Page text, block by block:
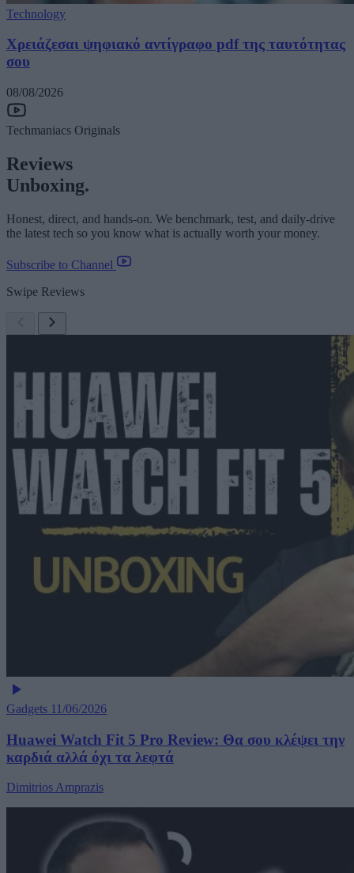
Technology
Χρειάζεσαι ψηφιακό αντίγραφο pdf της ταυτότητας
σου
08/08/2026
Techmaniacs Originals
Reviews
Unboxing.
Honest, direct, and hands-on. We benchmark, test, and daily-drive
the latest tech so you know what is actually worth your money.
Subscribe to Channel
Swipe Reviews
Gadgets 11/06/2026
Huawei Watch Fit 5 Pro Review: Θα σου κλέψει την
καρδιά αλλά όχι τα λεφτά
Dimitrios Amprazis